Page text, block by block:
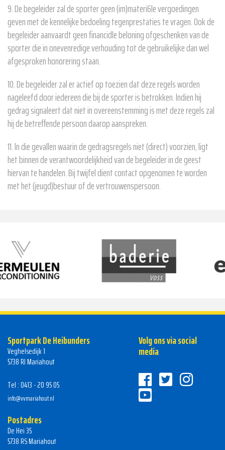
9. De begeleider zal de sporter geen (im)materi6le vergoedingen
geven met de kennelijke bedoeling tegenprestaties te vragen. Ook de
begeleider aanvaardt geen financidle beloning ofgeschenken van de
sporter die in onevenredige verhouding tot de gebruikelijke dan wel
afgesproken honorering staan.
10. De begeleider zal er actief op toezien dat deze regels worden
nageleefd door iedereen die bij de sporter is betrokken. lndien hij
gedrag signaleert dat niet in overeenstemming is met deze regels zal
hij de betreffende persoon daarop aanspreken.
11. ln die gevallen waarin de gedragsregels niet (direct) voorzien, ligt
het binnen de verantwoordelijkheid van de begeleider in de geest
hiervan te handelen. Bij twijfel dient contact opgenomen te worden
met het (jeugd)bestuur of de vertrouwenspersoon.
Sportpark De Heibunders
Veghelsedijk 1
5738 RJ Mariahout
Tel : 0413 - 20 95 05
info@vvmariahout.nl
Postadres
De Hei 35
5738 RS Mariahout
Volg ons via social
media